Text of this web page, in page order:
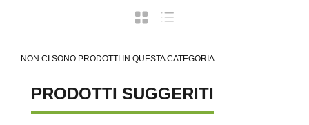
NON CI SONO PRODOTTI IN QUESTA CATEGORIA.
PRODOTTI SUGGERITI